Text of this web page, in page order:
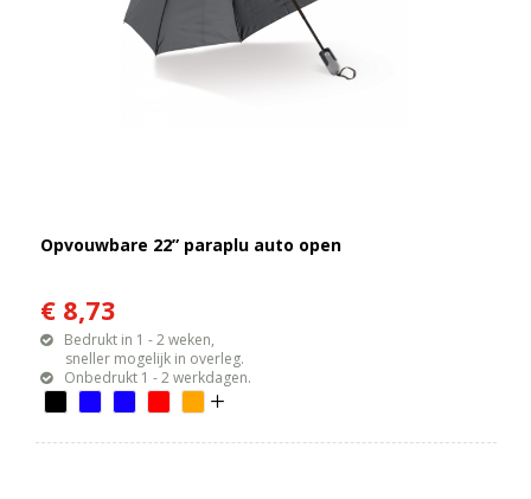
Opvouwbare 22” paraplu auto open
€ 8,73
Bedrukt in 1 - 2 weken,
sneller mogelijk in overleg.
Onbedrukt 1 - 2 werkdagen.